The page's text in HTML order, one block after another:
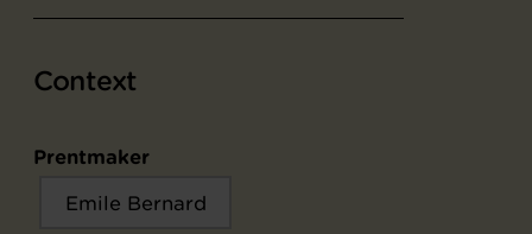
Context
Prentmaker
Emile Bernard